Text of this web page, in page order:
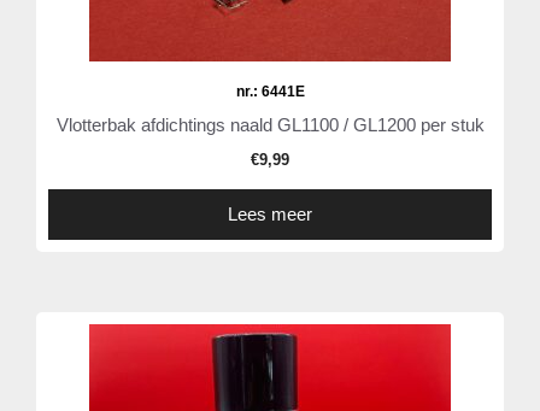
nr.: 6441E
Vlotterbak afdichtings naald GL1100 / GL1200 per stuk
€9,99
Lees meer